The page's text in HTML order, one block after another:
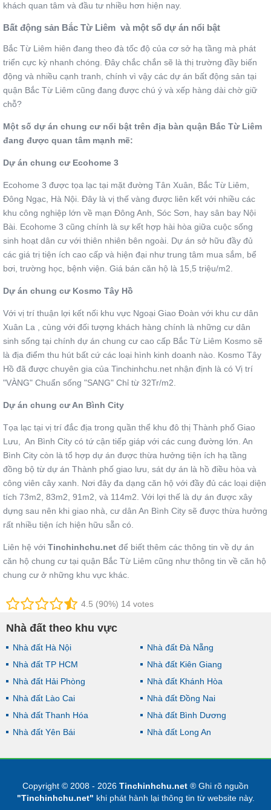
khách quan tâm và đầu tư nhiều hơn hiện nay.
Bất động sản Bắc Từ Liêm và một số dự án nổi bật
Bắc Từ Liêm hiên đang theo đà tốc độ của cơ sở hạ tầng mà phát
triển cực kỳ nhanh chóng. Đây chắc chắn sẽ là thị trường đầy biến
động và nhiều cạnh tranh, chính vì vậy các dự án bất động sản tại
quận Bắc Từ Liêm cũng đang được chú ý và xếp hàng dài chờ giữ
chỗ?
Một số dự án chung cư nổi bật trên địa bàn quận Bắc Từ Liêm
đang được quan tâm mạnh mẽ:
Dự án chung cư Ecohome 3
Ecohome 3 được tọa lạc tại mặt đường Tân Xuân, Bắc Từ Liêm,
Đông Ngạc, Hà Nội. Đây là vị thế vàng được liên kết với nhiều các
khu công nghiệp lớn về mạn Đông Anh, Sóc Sơn, hay sân bay Nội
Bài. Ecohome 3 cũng chính là sự kết hợp hài hòa giữa cuộc sống
sinh hoạt dân cư với thiên nhiên bên ngoài. Dự án sở hữu đầy đủ
các giá trị tiện ích cao cấp và hiện đại như trung tâm mua sắm, bể
bơi, trường học, bệnh viện. Giá bán căn hộ là 15,5 triệu/m2.
Dự án chung cư Kosmo Tây Hồ
Với vị trí thuận lợi kết nối khu vực Ngoại Giao Đoàn với khu cư dân
Xuân La , cùng với đối tượng khách hàng chính là những cư dân
sinh sống tại chính dự án chung cư cao cấp Bắc Từ Liêm Kosmo sẽ
là địa điểm thu hút bất cứ các loại hình kinh doanh nào. Kosmo Tây
Hồ đã được chuyên gia của Tinchinhchu.net nhận định là có Vị trí
"VÀNG" Chuẩn sống "SANG" Chỉ từ 32Tr/m2.
Dự án chung cư An Bình City
Tọa lạc tại vị trí đắc địa trong quần thể khu đô thị Thành phố Giao
Lưu, An Bình City có tứ cận tiếp giáp với các cung đường lớn. An
Bình City còn là tổ hợp dự án được thừa hưởng tiện ích hạ tầng
đồng bộ từ dự án Thành phố giao lưu, sát dự án là hồ điều hòa và
công viên cây xanh. Nơi đây đa dạng căn hộ với đầy đủ các loại diện
tích 73m2, 83m2, 91m2, và 114m2. Với lợi thế là dự án được xây
dựng sau nên khi giao nhà, cư dân An Bình City sẽ được thừa hưởng
rất nhiều tiện ích hiện hữu sẵn có.
Liên hệ với Tinchinhchu.net để biết thêm các thông tin về dự án
căn hộ chung cư tại quận Bắc Từ Liêm cũng như thông tin về căn hộ
chung cư ở những khu vực khác.
4.5 (90%) 14 votes
Nhà đất theo khu vực
Nhà đất Hà Nội
Nhà đất TP HCM
Nhà đất Hải Phòng
Nhà đất Lào Cai
Nhà đất Thanh Hóa
Nhà đất Yên Bái
Nhà đất Đà Nẵng
Nhà đất Kiên Giang
Nhà đất Khánh Hòa
Nhà đất Đồng Nai
Nhà đất Bình Dương
Nhà đất Long An
Copyright © 2008 - 2026 Tinchinhchu.net ® Ghi rõ nguồn
"Tinchinhchu.net" khi phát hành lại thông tin từ website này.